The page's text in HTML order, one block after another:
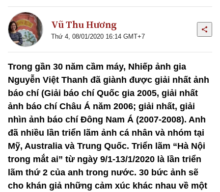
Vũ Thu Hương
Thứ 4, 08/01/2020 16:14 GMT+7
Trong gần 30 năm cầm máy, Nhiếp ảnh gia
Nguyễn Việt Thanh đã giành được giải nhất ảnh
báo chí (Giải báo chí Quốc gia 2005, giải nhất
ảnh báo chí Châu Á năm 2006; giải nhất, giải
nhìn ảnh báo chí Đông Nam Á (2007-2008). Anh
đã nhiều lần triển lãm ảnh cá nhân và nhóm tại
Mỹ, Australia và Trung Quốc. Triển lãm “Hà Nội
trong mắt ai” từ ngày 9/1-13/1/2020 là lần triển
lãm thứ 2 của anh trong nước. 30 bức ảnh sẽ
cho khán giả những cảm xúc khác nhau về một